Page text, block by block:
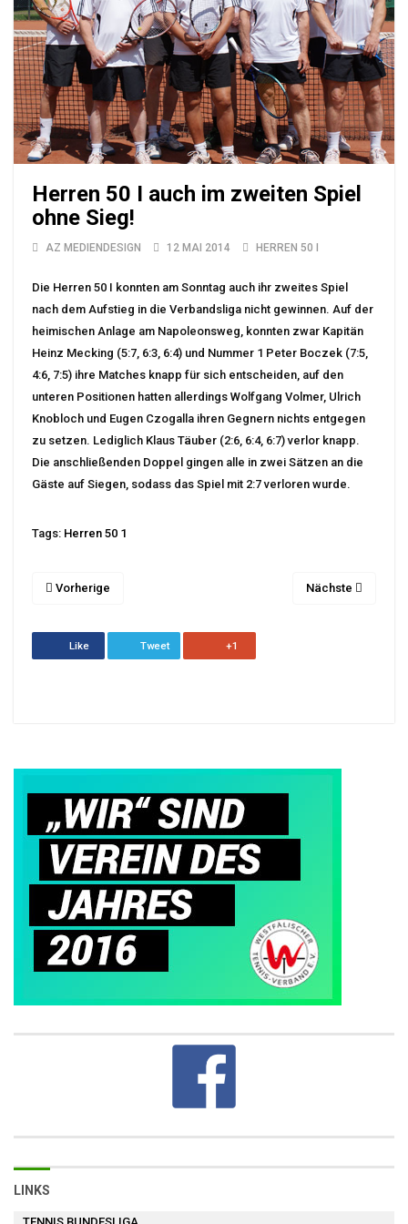
Herren 50 I auch im zweiten Spiel
ohne Sieg!
AZ MEDIENDESIGN 12 MAI 2014 HERREN 50 I
Die Herren 50 I konnten am Sonntag auch ihr zweites Spiel
nach dem Aufstieg in die Verbandsliga nicht gewinnen. Auf der
heimischen Anlage am Napoleonsweg, konnten zwar Kapitän
Heinz Mecking (5:7, 6:3, 6:4) und Nummer 1 Peter Boczek (7:5,
4:6, 7:5) ihre Matches knapp für sich entscheiden, auf den
unteren Positionen hatten allerdings Wolfgang Volmer, Ulrich
Knobloch und Eugen Czogalla ihren Gegnern nichts entgegen
zu setzen. Lediglich Klaus Täuber (2:6, 6:4, 6:7) verlor knapp.
Die anschließenden Doppel gingen alle in zwei Sätzen an die
Gäste auf Siegen, sodass das Spiel mit 2:7 verloren wurde.
Tags: Herren 50 1
Vorherige Nächste
Like Tweet +1
LINKS